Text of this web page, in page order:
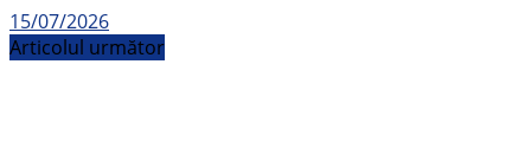
15/07/2026
Articolul următor